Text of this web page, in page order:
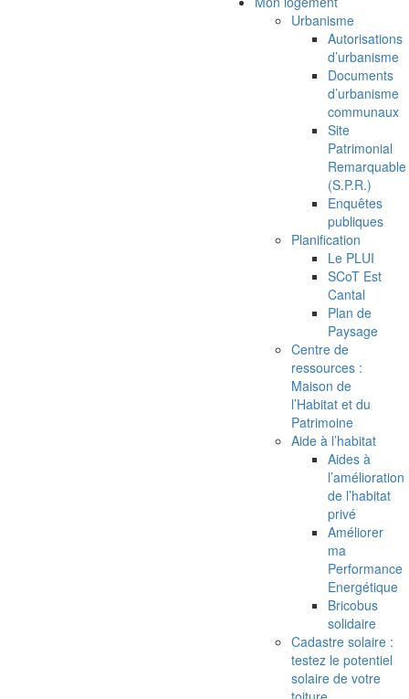
Urbanisme
Autorisations
d’urbanisme
Documents
d’urbanisme
communaux
Site
Patrimonial
Remarquable
(S.P.R.)
Enquêtes
publiques
Planification
Le PLUI
SCoT Est
Cantal
Plan de
Paysage
Centre de
ressources :
Maison de
l’Habitat et du
Patrimoine
Aide à l’habitat
Aides à
l’amélioration
de l’habitat
privé
Améliorer
ma
Performance
Energétique
Bricobus
solidaire
Cadastre solaire :
testez le potentiel
solaire de votre